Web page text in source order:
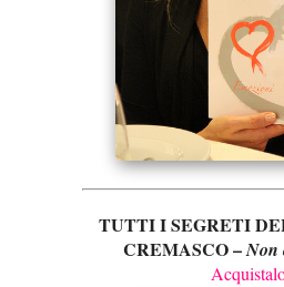
TUTTI I SEGRETI
CREMASCO –Non